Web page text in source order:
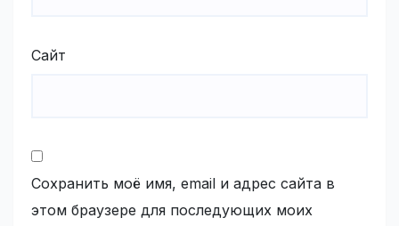
Сайт
Сохранить моё имя, email и адрес сайта в
этом браузере для последующих моих